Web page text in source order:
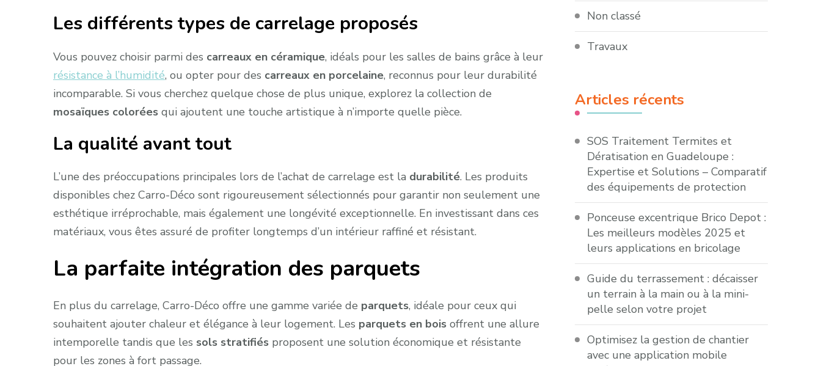
Les différents types de carrelage proposés
Vous pouvez choisir parmi des carreaux en céramique, idéals pour les salles de bains grâce à leur
résistance à l’humidité, ou opter pour des carreaux en porcelaine, reconnus pour leur durabilité
incomparable. Si vous cherchez quelque chose de plus unique, explorez la collection de
mosaïques colorées qui ajoutent une touche artistique à n’importe quelle pièce.
La qualité avant tout
L’une des préoccupations principales lors de l’achat de carrelage est la durabilité. Les produits
disponibles chez Carro-Déco sont rigoureusement sélectionnés pour garantir non seulement une
esthétique irréprochable, mais également une longévité exceptionnelle. En investissant dans ces
matériaux, vous êtes assuré de profiter longtemps d’un intérieur raffiné et résistant.
La parfaite intégration des parquets
En plus du carrelage, Carro-Déco offre une gamme variée de parquets, idéale pour ceux qui
souhaitent ajouter chaleur et élégance à leur logement. Les parquets en bois offrent une allure
intemporelle tandis que les sols stratifiés proposent une solution économique et résistante
pour les zones à fort passage.
Non classé
Travaux
Articles récents
SOS Traitement Termites et
Dératisation en Guadeloupe :
Expertise et Solutions – Comparatif
des équipements de protection
Ponceuse excentrique Brico Depot :
Les meilleurs modèles 2025 et
leurs applications en bricolage
Guide du terrassement : décaisser
un terrain à la main ou à la mini-
pelle selon votre projet
Optimisez la gestion de chantier
avec une application mobile